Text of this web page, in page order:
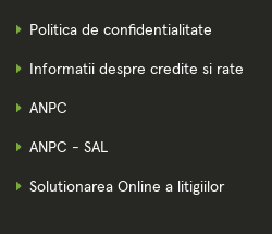
Politica de confidentialitate
Informatii despre credite si rate
ANPC
ANPC - SAL
Solutionarea Online a litigiilor